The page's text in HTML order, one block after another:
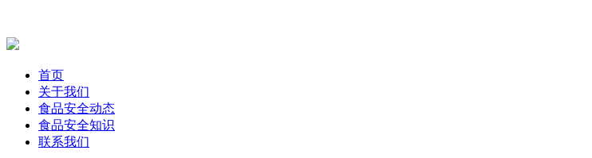
首页
关于我们
食品安全动态
食品安全知识
联系我们